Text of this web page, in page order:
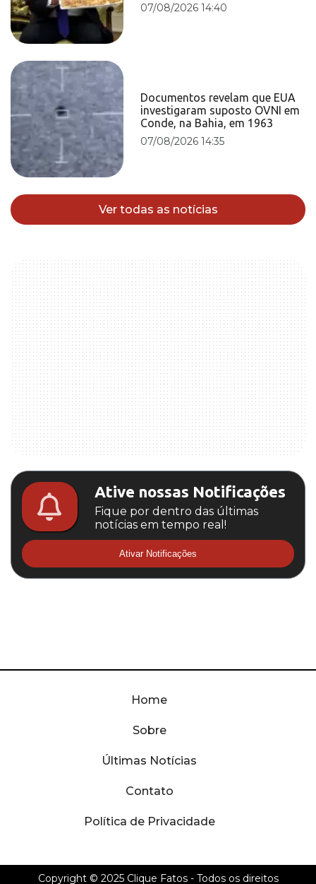
07/08/2026 14:40
Documentos revelam que EUA
investigaram suposto OVNI em
Conde, na Bahia, em 1963
07/08/2026 14:35
Ver todas as notícias
Ative nossas Notificações
Fique por dentro das últimas
notícias em tempo real!
Ativar Notificações
Home
Sobre
Últimas Notícias
Contato
Política de Privacidade
Copyright © 2025 Clique Fatos- Todos os direitos